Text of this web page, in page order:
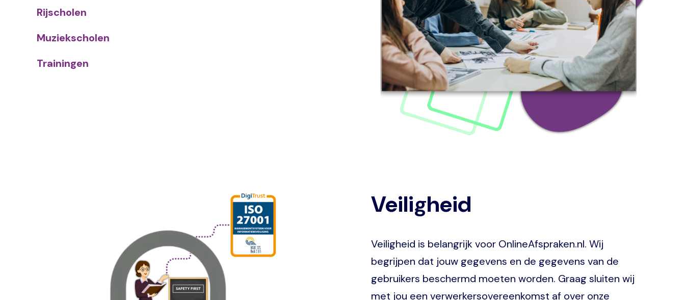
Rijscholen
Muziekscholen
Trainingen
Veiligheid
Veiligheid is belangrijk voor OnlineAfspraken.nl. Wij
begrijpen dat jouw gegevens en de gegevens van de
gebruikers beschermd moeten worden. Graag sluiten wij
met jou een verwerkersovereenkomst af over onze